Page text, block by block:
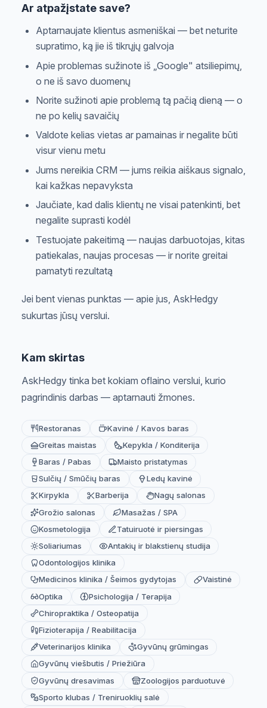
Ar atpažįstate save?
Aptarnaujate klientus asmeniškai — bet neturite
supratimo, ką jie iš tikrųjų galvoja
Apie problemas sužinote iš „Google" atsiliepimų,
o ne iš savo duomenų
Norite sužinoti apie problemą tą pačią dieną — o
ne po kelių savaičių
Valdote kelias vietas ar pamainas ir negalite būti
visur vienu metu
Jums nereikia CRM — jums reikia aiškaus signalo,
kai kažkas nepavyksta
Jaučiate, kad dalis klientų ne visai patenkinti, bet
negalite suprasti kodėl
Testuojate pakeitimą — naujas darbuotojas, kitas
patiekalas, naujas procesas — ir norite greitai
pamatyti rezultatą
Jei bent vienas punktas — apie jus, AskHedgy
sukurtas jūsų verslui.
Kam skirtas
AskHedgy tinka bet kokiam oflaino verslui, kurio
pagrindinis darbas — aptarnauti žmones.
Restoranas
Kavinė / Kavos baras
Greitas maistas
Kepykla / Konditerija
Baras / Pabas
Maisto pristatymas
Sulčių / Smūčių baras
Ledų kavinė
Kirpykla
Barberija
Nagų salonas
Grožio salonas
Masažas / SPA
Kosmetologija
Tatuiruotė ir piersingas
Soliariumas
Antakių ir blakstienų studija
Odontologijos klinika
Medicinos klinika / Šeimos gydytojas
Vaistinė
Optika
Psichologija / Terapija
Chiropraktika / Osteopatija
Fizioterapija / Reabilitacija
Veterinarijos klinika
Gyvūnų grūmingas
Gyvūnų viešbutis / Priežiūra
Gyvūnų dresavimas
Zoologijos parduotuvė
Sporto klubas / Treniruoklių salė